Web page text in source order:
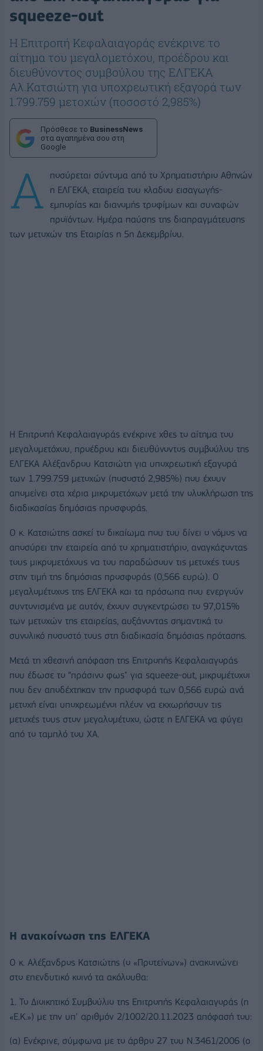
squeeze-out
Η Επιτροπή Κεφαλαιαγοράς ενέκρινε το
αίτημα του μεγαλομετόχου, προέδρου και
διευθύνοντος συμβούλου της ΕΛΓΕΚΑ
Αλ.Κατσιώτη για υποχρεωτική εξαγορά των
1.799.759 μετοχών (ποσοστό 2,985%)
Πρόσθεσε το BusinessNews
στα αγαπημένα σου στη
Google
Α
ποσύρεται σύντομα από το Χρηματιστήριο Αθηνών
η ΕΛΓΕΚΑ, εταιρεία του κλαδου εισαγωγής-
εμπορίας και διανομής τροφίμων και συναφών
προϊόντων. Ημέρα παύσης της διαπραγμάτευσης
των μετοχών της Εταιρίας η 5η Δεκεμβρίου.
Η Επιτροπή Κεφαλαιαγοράς ενέκρινε χθες το αίτημα του
μεγαλομετόχου, προέδρου και διευθύνοντος συμβούλου της
ΕΛΓΕΚΑ Αλέξανδρου Κατσιώτη για υποχρεωτική εξαγορά
των 1.799.759 μετοχών (ποσοστό 2,985%) που έχουν
απομείνει στα χέρια μικρομετόχων μετά την ολοκλήρωση της
διαδικασίας δημόσιας προσφοράς.
Ο κ. Κατσιώτης ασκεί το δικαίωμα που του δίνει ο νόμος να
αποσύρει την εταιρεία από το χρηματιστήριο, αναγκάζοντας
τους μικρομετόχους να του παραδώσουν τις μετοχές τους
στην τιμή της δημόσιας προσφοράς (0,566 ευρώ). Ο
μεγαλομέτοχος της ΕΛΓΕΚΑ και τα πρόσωπα που ενεργούν
συντονισμένα με αυτόν, έχουν συγκεντρώσει το 97,015%
των μετοχών της εταιρείας, αυξάνοντας σημαντικά το
συνολικό ποσοστό τους στη διαδικασία δημόσιας πρότασης.
Μετά τη χθεσινή απόφαση της Επιτροπής Κεφαλαιαγοράς
που έδωσε το “πράσινο φως" για squeeze-out, μικρομέτοχοι
που δεν αποδέχτηκαν την προσφορά των 0,566 ευρώ ανά
μετοχή είναι υποχρεωμένοι πλέον να εκχωρήσουν τις
μετοχές τους στον μεγαλομέτοχο, ώστε η ΕΛΓΕΚΑ να φύγει
από το ταμπλό του ΧΑ.
Η ανακοίνωση της ΕΛΓΕΚΑ
Ο κ. Αλέξανδρος Κατσιώτης (ο «Προτείνων») ανακοινώνει
στο επενδυτικό κοινό τα ακόλουθα:
1. Το Διοικητικό Συμβούλιο της Επιτροπής Κεφαλαιαγοράς (η
«Ε.Κ.») με την υπ’ αριθμόν 2/1002/20.11.2023 απόφασή του:
(α) Ενέκρινε, σύμφωνα με το άρθρο 27 του Ν.3461/2006 (o